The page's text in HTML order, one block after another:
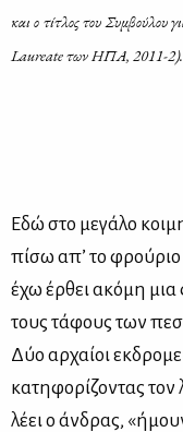
και ο τί­τλος του Συμ­βού­λου
Laureate των ΗΠΑ, 2011-2).
Εδώ στο με­γά­λο
πί­σω απ’ το
έχω έρ­θει ακό­μη
τους τά­φους των
Δύο αρ­χαί­οι
κα­τη­φο­ρί­ζο­ντας
λέ­ει ο άν­δρας,